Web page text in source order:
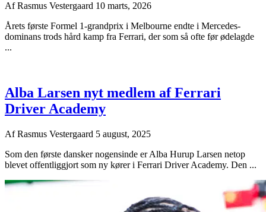
AfRasmus Vestergaard 10 marts, 2026
Årets første Formel 1-grandprix i Melbourne endte i Mercedes-
dominans trods hård kamp fra Ferrari, der som så ofte før ødelagde
...
Alba Larsen nyt medlem af Ferrari
Driver Academy
AfRasmus Vestergaard 5 august, 2025
Som den første dansker nogensinde er Alba Hurup Larsen netop
blevet offentliggjort som ny kører i Ferrari Driver Academy. Den ...